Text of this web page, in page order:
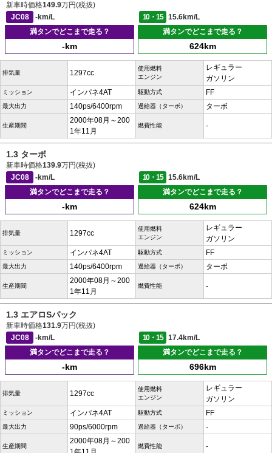
新車時価格149.9万円(税抜)
JC08
-km/L 10・15
15.6km/L
満タンでどこまで走る？
-km
満タンでどこまで走る？
624km
排気量 1297cc
使用燃料
エンジン
レギュラー
ガソリン
ミッション インパネ4AT 駆動方式 FF
最大出力 140ps/6400rpm 過給器（ターボ） ターボ
生産期間
2000年08月～200
1年11月
燃費性能 -
1.3 ターボ
新車時価格139.9万円(税抜)
JC08
-km/L 10・15
15.6km/L
満タンでどこまで走る？
-km
満タンでどこまで走る？
624km
排気量 1297cc
使用燃料
エンジン
レギュラー
ガソリン
ミッション インパネ4AT 駆動方式 FF
最大出力 140ps/6400rpm 過給器（ターボ） ターボ
生産期間
2000年08月～200
1年11月
燃費性能 -
1.3 エアロSパック
新車時価格131.9万円(税抜)
JC08
-km/L 10・15
17.4km/L
満タンでどこまで走る？
-km
満タンでどこまで走る？
696km
排気量 1297cc
使用燃料
エンジン
レギュラー
ガソリン
ミッション インパネ4AT 駆動方式 FF
最大出力 90ps/6000rpm 過給器（ターボ） -
生産期間
2000年08月～200
燃費性能 -